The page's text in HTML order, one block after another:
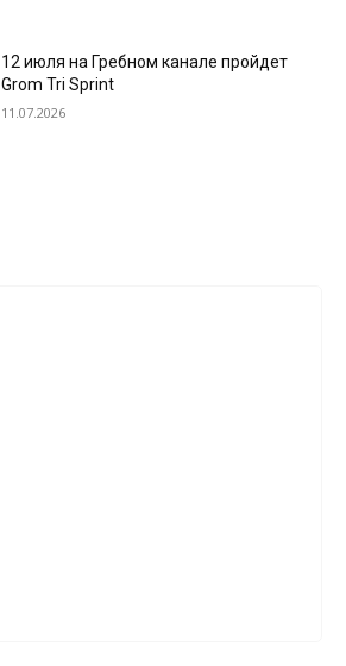
12 июля на Гребном канале пройдет
Grom Tri Sprint
11.07.2026